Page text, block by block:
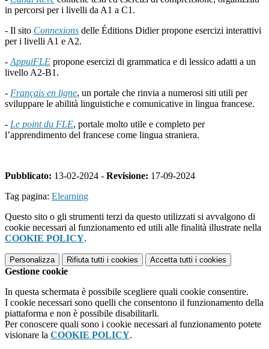
in percorsi per i livelli da A1 a C1.
- Il sito Connexions delle Éditions Didier propone esercizi interattivi
per i livelli A1 e A2.
- AppuiFLE propone esercizi di grammatica e di lessico adatti a un
livello A2-B1.
- Français en ligne, un portale che rinvia a numerosi siti utili per
sviluppare le abilità linguistiche e comunicative in lingua francese.
- Le point du FLE, portale molto utile e completo per
l’apprendimento del francese come lingua straniera.
Pubblicato: 13-02-2024 - Revisione: 17-09-2024
Tag pagina: Elearning
Questo sito o gli strumenti terzi da questo utilizzati si avvalgono di
cookie necessari al funzionamento ed utili alle finalità illustrate nella
COOKIE POLICY.
Personalizza Rifiuta tutti i cookies Accetta tutti i cookies
Gestione cookie
In questa schermata è possibile scegliere quali cookie consentire.
I cookie necessari sono quelli che consentono il funzionamento della
piattaforma e non è possibile disabilitarli.
Per conoscere quali sono i cookie necessari al funzionamento potete
visionare la COOKIE POLICY.